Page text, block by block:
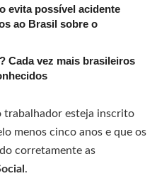
evita possível acidente
ao Brasil sobre o
Cada vez mais brasileiros
trabalhador esteja inscrito
menos cinco anos e que os
corretamente as
.